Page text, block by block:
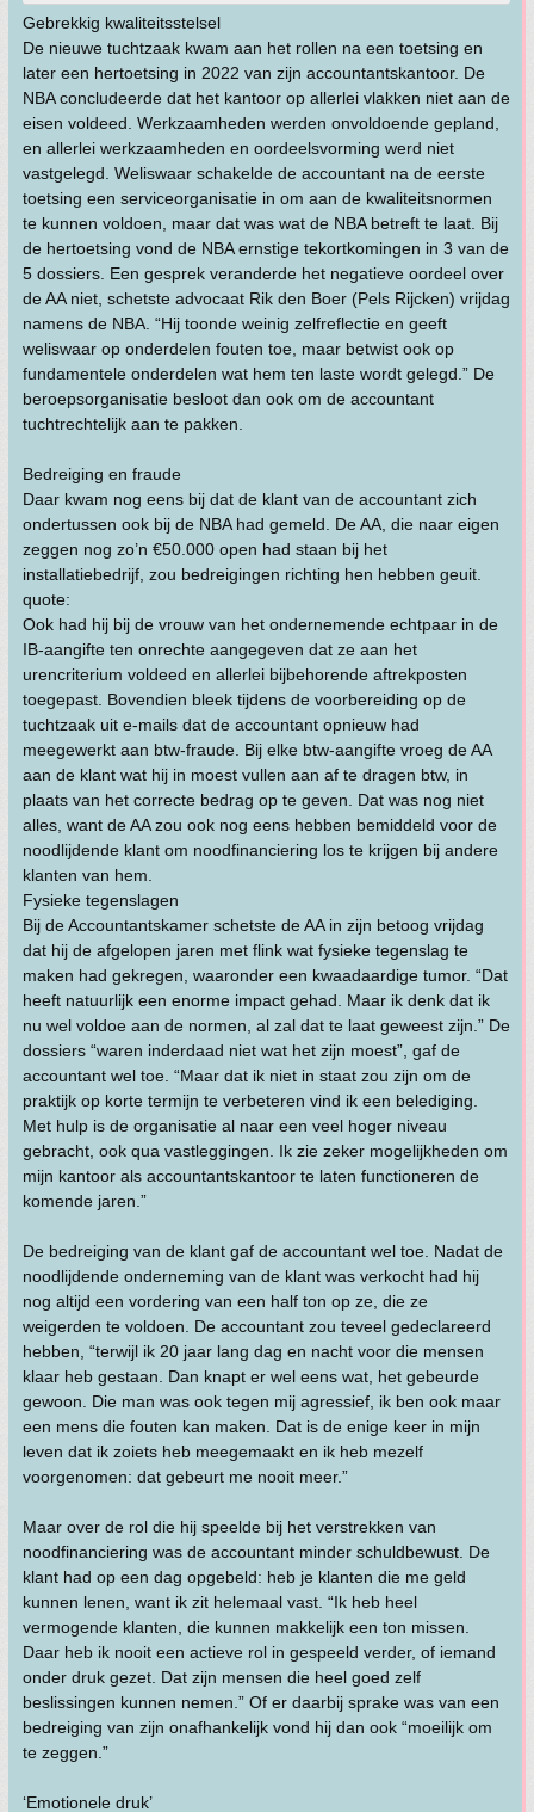
Gebrekkig kwaliteitsstelsel
De nieuwe tuchtzaak kwam aan het rollen na een toetsing en
later een hertoetsing in 2022 van zijn accountantskantoor. De
NBA concludeerde dat het kantoor op allerlei vlakken niet aan de
eisen voldeed. Werkzaamheden werden onvoldoende gepland,
en allerlei werkzaamheden en oordeelsvorming werd niet
vastgelegd. Weliswaar schakelde de accountant na de eerste
toetsing een serviceorganisatie in om aan de kwaliteitsnormen
te kunnen voldoen, maar dat was wat de NBA betreft te laat. Bij
de hertoetsing vond de NBA ernstige tekortkomingen in 3 van de
5 dossiers. Een gesprek veranderde het negatieve oordeel over
de AA niet, schetste advocaat Rik den Boer (Pels Rijcken) vrijdag
namens de NBA. “Hij toonde weinig zelfreflectie en geeft
weliswaar op onderdelen fouten toe, maar betwist ook op
fundamentele onderdelen wat hem ten laste wordt gelegd.” De
beroepsorganisatie besloot dan ook om de accountant
tuchtrechtelijk aan te pakken.
Bedreiging en fraude
Daar kwam nog eens bij dat de klant van de accountant zich
ondertussen ook bij de NBA had gemeld. De AA, die naar eigen
zeggen nog zo’n €50.000 open had staan bij het
installatiebedrijf, zou bedreigingen richting hen hebben geuit.
quote:
Ook had hij bij de vrouw van het ondernemende echtpaar in de
IB-aangifte ten onrechte aangegeven dat ze aan het
urencriterium voldeed en allerlei bijbehorende aftrekposten
toegepast. Bovendien bleek tijdens de voorbereiding op de
tuchtzaak uit e-mails dat de accountant opnieuw had
meegewerkt aan btw-fraude. Bij elke btw-aangifte vroeg de AA
aan de klant wat hij in moest vullen aan af te dragen btw, in
plaats van het correcte bedrag op te geven. Dat was nog niet
alles, want de AA zou ook nog eens hebben bemiddeld voor de
noodlijdende klant om noodfinanciering los te krijgen bij andere
klanten van hem.
Fysieke tegenslagen
Bij de Accountantskamer schetste de AA in zijn betoog vrijdag
dat hij de afgelopen jaren met flink wat fysieke tegenslag te
maken had gekregen, waaronder een kwaadaardige tumor. “Dat
heeft natuurlijk een enorme impact gehad. Maar ik denk dat ik
nu wel voldoe aan de normen, al zal dat te laat geweest zijn.” De
dossiers “waren inderdaad niet wat het zijn moest”, gaf de
accountant wel toe. “Maar dat ik niet in staat zou zijn om de
praktijk op korte termijn te verbeteren vind ik een belediging.
Met hulp is de organisatie al naar een veel hoger niveau
gebracht, ook qua vastleggingen. Ik zie zeker mogelijkheden om
mijn kantoor als accountantskantoor te laten functioneren de
komende jaren.”
De bedreiging van de klant gaf de accountant wel toe. Nadat de
noodlijdende onderneming van de klant was verkocht had hij
nog altijd een vordering van een half ton op ze, die ze
weigerden te voldoen. De accountant zou teveel gedeclareerd
hebben, “terwijl ik 20 jaar lang dag en nacht voor die mensen
klaar heb gestaan. Dan knapt er wel eens wat, het gebeurde
gewoon. Die man was ook tegen mij agressief, ik ben ook maar
een mens die fouten kan maken. Dat is de enige keer in mijn
leven dat ik zoiets heb meegemaakt en ik heb mezelf
voorgenomen: dat gebeurt me nooit meer.”
Maar over de rol die hij speelde bij het verstrekken van
noodfinanciering was de accountant minder schuldbewust. De
klant had op een dag opgebeld: heb je klanten die me geld
kunnen lenen, want ik zit helemaal vast. “Ik heb heel
vermogende klanten, die kunnen makkelijk een ton missen.
Daar heb ik nooit een actieve rol in gespeeld verder, of iemand
onder druk gezet. Dat zijn mensen die heel goed zelf
beslissingen kunnen nemen.” Of er daarbij sprake was van een
bedreiging van zijn onafhankelijk vond hij dan ook “moeilijk om
te zeggen.”
‘Emotionele druk’